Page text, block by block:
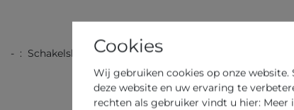
- : SchakelsluitingCookies
Wij gebruiken cookies op onze
deze website en uw ervaring te
rechten als gebruiker vindt u hier: